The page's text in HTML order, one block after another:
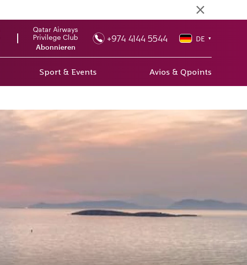
Qatar Airways
Privilege Club
Abonnieren
+974 4144 5544 DE ▼
Sport & Events Avios & Qpoints